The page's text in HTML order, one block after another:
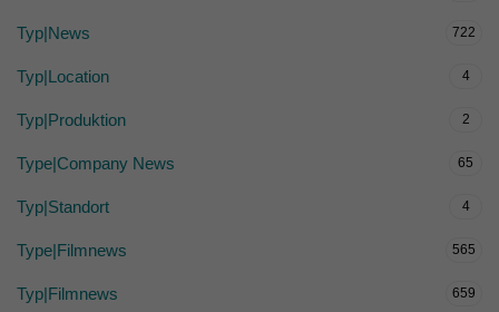
Typ|News 722
Typ|Location 4
Typ|Produktion 2
Type|Company News 65
Typ|Standort 4
Type|Filmnews 565
Typ|Filmnews 659